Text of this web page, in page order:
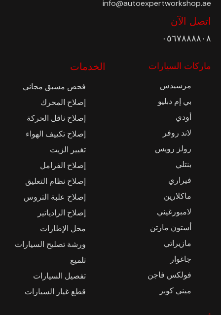
info@autoexpertworkshop.ae
اتصل الآن
٠٥٦٧٨٨٨٨٠٨
ماركات السيارات
مرسيدس
بي إم دبليو
أودي
لاند روفر
رولز رويس
بنتلي
فيراري
ماكلارين
لامبورغيني
أستون مارتن
مازيراتي
جاغوار
فولكس فاجن
ميني كوبر
الخدمات
فحص مسبق مجاني
إصلاح المحرك
إصلاح ناقل الحركة
إصلاح تكييف الهواء
تغيير الزيت
إصلاح الفرامل
إصلاح نظام التعليق
إصلاح علبة التروس
إصلاح الرادياتير
محل الإطارات
ورشة تصليح السيارات
تلميع
تفصيل السيارات
قطع غيار السيارات